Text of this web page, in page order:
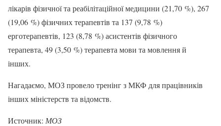
лікарів фізичної та реабілітаційної медицини (21,70 %), 267
(19,06 %) фізичних терапевтів та 137 (9,78 %)
ерготерапевтів, 123 (8,78 %) асистентів фізичного
терапевта, 49 (3,50 %) терапевта мови та мовлення й
інших.
Нагадаємо, МОЗ провело тренінг з МКФ для працівників
інших міністерств та відомств.
Источник: МОЗ